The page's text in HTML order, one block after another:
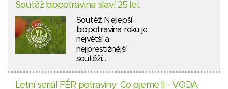
Soutěž biopotravina slaví 25 let
Soutěž Nejlepší
biopotravina roku je
největší a
nejprestižnější
soutěží…
Letní seriál FÉR potraviny: Co pijeme II - VODA